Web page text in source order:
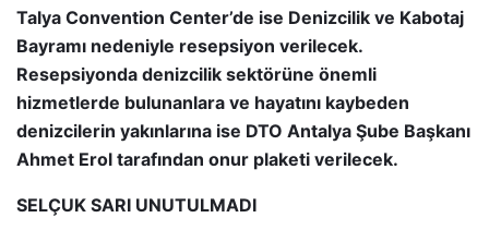
Talya Convention Center’de ise Denizcilik ve Kabotaj
Bayramı nedeniyle resepsiyon verilecek.
Resepsiyonda denizcilik sektörüne önemli
hizmetlerde bulunanlara ve hayatını kaybeden
denizcilerin yakınlarına ise DTO Antalya Şube Başkanı
Ahmet Erol tarafından onur plaketi verilecek.
SELÇUK SARI UNUTULMADI